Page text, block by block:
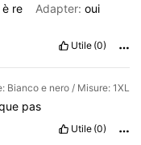
è re Adapter:oui
Utile (0)
Bianco e nero / Misure: 1XL
pas
Utile (0)